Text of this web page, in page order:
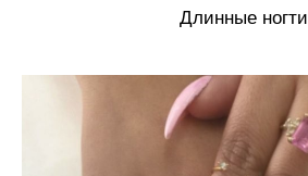
Длинные ногти